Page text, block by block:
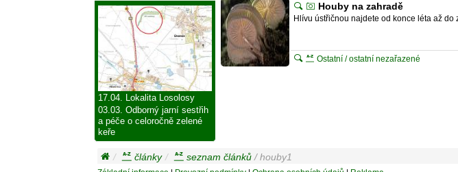
Houby na zahradě
Hlívu ústřičnou najdete od konce léta až
Ostatní / ostatní nezařazené
17.04. Lokalita Losolosy
03.03. Odborný jarní sestřih
a péče o celoročně zelené
keře
články seznam článků / houby1